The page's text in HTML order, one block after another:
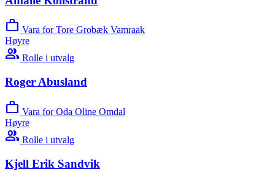
work Vara for Tore Grobæk Vamraak
Høyre
group Rolle i utvalg
Roger Abusland
work Vara for Oda Oline Omdal
Høyre
group Rolle i utvalg
Kjell Erik Sandvik